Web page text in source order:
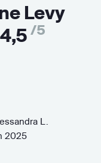
Levy
4,5 /5
L.
2025